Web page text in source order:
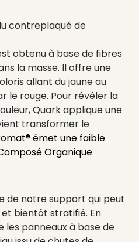
contreplaqué de
obtenu à base de fibres
la masse. Il offre une
allant du jaune au
le rouge. Pour révéler la
Quark applique une
transformer le
émet une faible
Organique
de notre support qui peut
bientôt stratifié. En
panneaux à base de